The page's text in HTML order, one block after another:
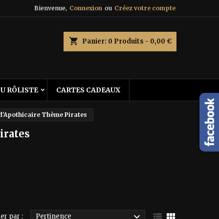
Bienvenue, Connexion ou Créez votre compte
shopping_cart Panier: 0 Produits - 0,00 €
RÔLISTE CARTES CADEAUX
Thème Pirates
par : Pertinence  